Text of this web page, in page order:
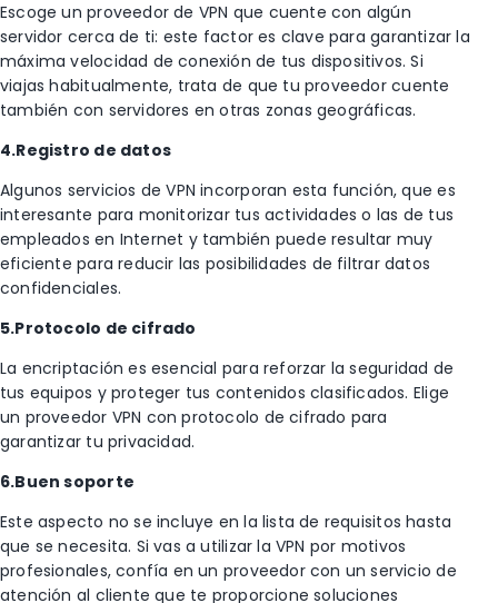
Escoge un proveedor de VPN que cuente con algún
servidor cerca de ti: este factor es clave para garantizar la
máxima velocidad de conexión de tus dispositivos. Si
viajas habitualmente, trata de que tu proveedor cuente
también con servidores en otras zonas geográficas.
4.Registro de datos
Algunos servicios de VPN incorporan esta función, que es
interesante para monitorizar tus actividades o las de tus
empleados en Internet y también puede resultar muy
eficiente para reducir las posibilidades de filtrar datos
confidenciales.
5.Protocolo de cifrado
La encriptación es esencial para reforzar la seguridad de
tus equipos y proteger tus contenidos clasificados. Elige
un proveedor VPN con protocolo de cifrado para
garantizar tu privacidad.
6.Buen soporte
Este aspecto no se incluye en la lista de requisitos hasta
que se necesita. Si vas a utilizar la VPN por motivos
profesionales, confía en un proveedor con un servicio de
atención al cliente que te proporcione soluciones